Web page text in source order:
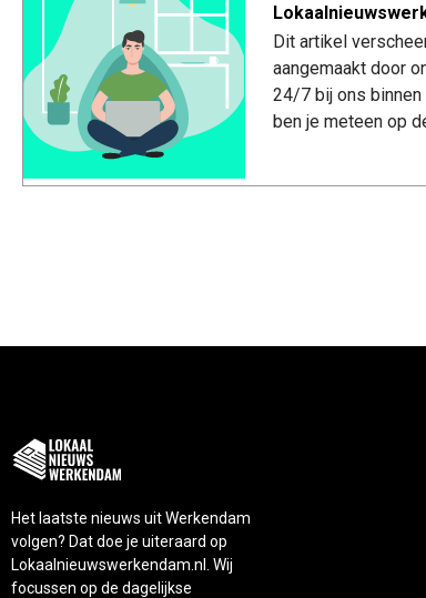
Dit artikel
aangemaakt door
24/7 bij ons
ben je meteen op
Het laatste nieuws uit Werkendam
volgen? Dat doe je uiteraard op
Lokaalnieuwswerkendam.nl. Wij
focussen op de dagelijkse